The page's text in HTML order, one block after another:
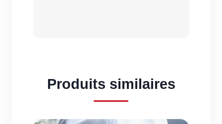
Produits similaires